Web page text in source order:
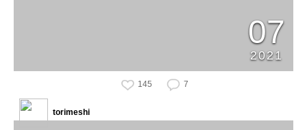
07
2021
145 7
torimeshi